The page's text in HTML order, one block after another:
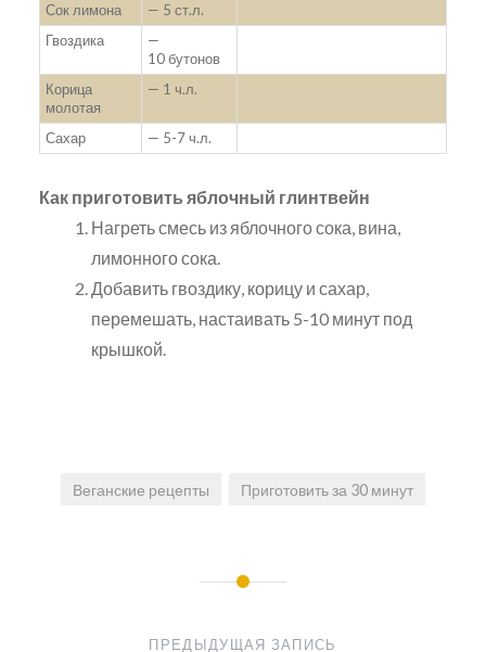
Сок лимона
— 5 ст.л.
Гвоздика
—
10 бутонов
Корица
молотая
— 1 ч.л.
Сахар — 5-7 ч.л.
Как приготовить яблочный глинтвейн
Нагреть смесь из яблочного сока, вина,
лимонного сока.
Добавить гвоздику, корицу и сахар,
перемешать, настаивать 5-10 минут под
крышкой.
Веганские рецепты Приготовить за 30 минут
ПРЕДЫДУЩАЯ ЗАПИСЬ